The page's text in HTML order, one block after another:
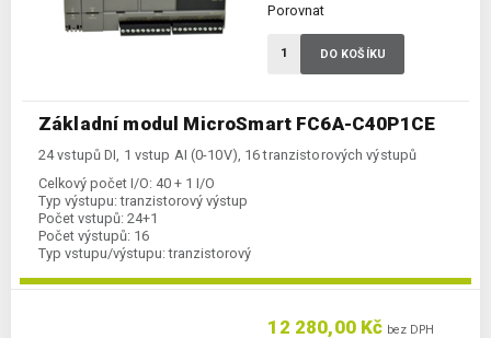
Základní modul MicroSmart FC6A-C40P1CE
24 vstupů DI, 1 vstup AI (0-10V), 16 tranzistorových výstupů
Celkový počet I/O: 40 + 1 I/O
Typ výstupu: tranzistorový výstup
Počet vstupů: 24+1
Počet výstupů: 16
Typ vstupu/výstupu: tranzistorový
Porovnat
DO KOŠÍKU
12 280,00 Kč bez DPH